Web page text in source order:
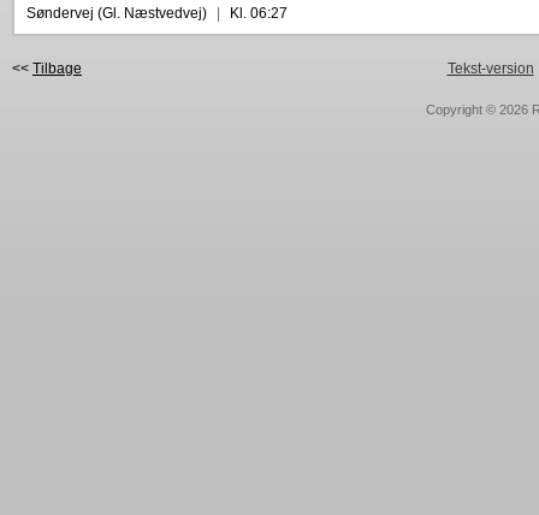
Søndervej (Gl. Næstvedvej)
Kl. 06:27
<< Tilbage Tekst-version
Copyright © 2026